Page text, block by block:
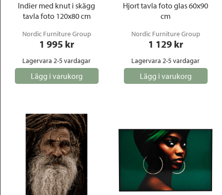
Indier med knut i skägg
tavla foto 120x80 cm
Nordic Furniture Group
1 995 kr
Lagervara 2-5 vardagar
Lägg i varukorg
Hjort tavla foto glas 60x90
cm
Nordic Furniture Group
1 129 kr
Lagervara 2-5 vardagar
Lägg i varukorg